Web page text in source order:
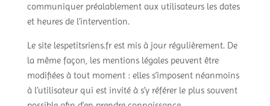
communiquer préalablement aux utilisateurs les dates
et heures de l’intervention.
Le site lespetitsriens.fr est mis à jour régulièrement. De
la même façon, les mentions légales peuvent être
modifiées à tout moment : elles s’imposent néanmoins
à l’utilisateur qui est invité à s’y référer le plus souvent